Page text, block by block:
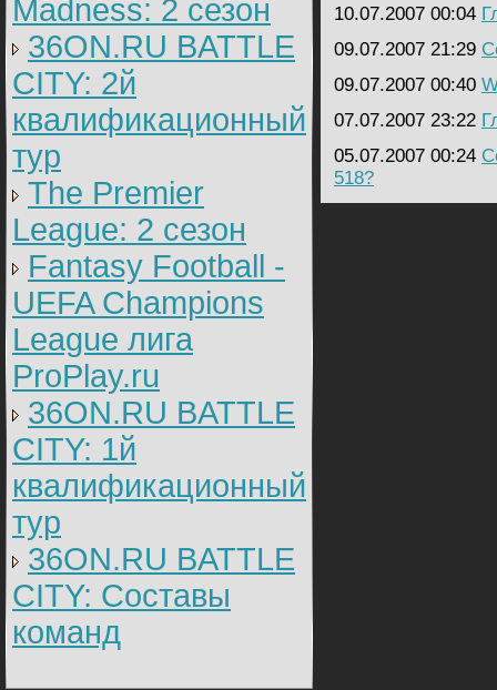
Madness: 2 сезон
36ON.RU BATTLE
CITY: 2й
квалификационный
тур
The Premier
League: 2 cезон
Fantasy Football -
UEFA Champions
League лига
ProPlay.ru
36ON.RU BATTLE
CITY: 1й
квалификационный
тур
36ON.RU BATTLE
CITY: Составы
команд
10.07.2007 00:04
09.07.2007 21:29
09.07.2007 00:40
07.07.2007 23:22
05.07.2007 00:24
518?